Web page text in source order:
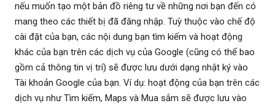
nếu muốn tạo một bản đồ riêng tư về những nơi bạn đến có
mang theo các thiết bị đã đăng nhập. Tuỳ thuộc vào chế độ
cài đặt của bạn, các nội dung bạn tìm kiếm và hoạt động
khác của bạn trên các dịch vụ của Google (cũng có thể bao
gồm cả thông tin vị trí) sẽ được lưu dưới dạng nhật ký vào
Tài khoản Google của bạn. Ví dụ: hoạt động của bạn trên các
dịch vụ như Tìm kiếm, Maps và Mua sắm sẽ được lưu vào